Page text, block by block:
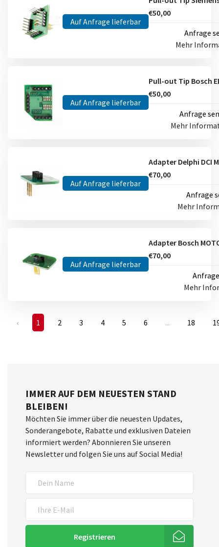
Auf Anfrage lieferbar
€50,00
Anfrage
Mehr
Auf Anfrage lieferbar
€50,00
Anfrage
Mehr
Auf Anfrage lieferbar
€70,00
Anfrage
Mehr
Auf Anfrage lieferbar
€70,00
Mehr
‹ 1 2 3 4 5 6 ... 18
IMMER AUF DEM NEUESTEN STAND
BLEIBEN!
Möchten Sie immer über die neuesten Updates,
Sonderangebote, Rabatte und exklusiven Dateien
informiert werden? Abonnieren Sie unseren
Newsletter und folgen Sie uns auf Social Media!
Registrieren